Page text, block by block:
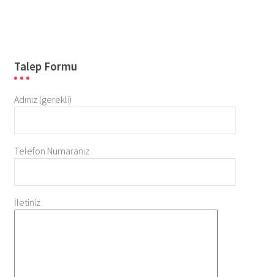
Talep Formu
Adınız (gerekli)
Telefon Numaranız
İletiniz